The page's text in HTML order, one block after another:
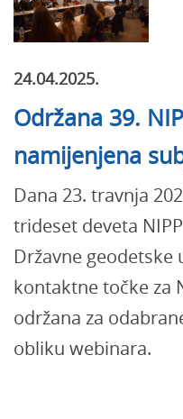
24.04.2025.
Održana 39.
namijenjena
Dana 23. travnja
trideset deveta
Državne geodetske
kontaktne točke za
održana za
obliku webinara.